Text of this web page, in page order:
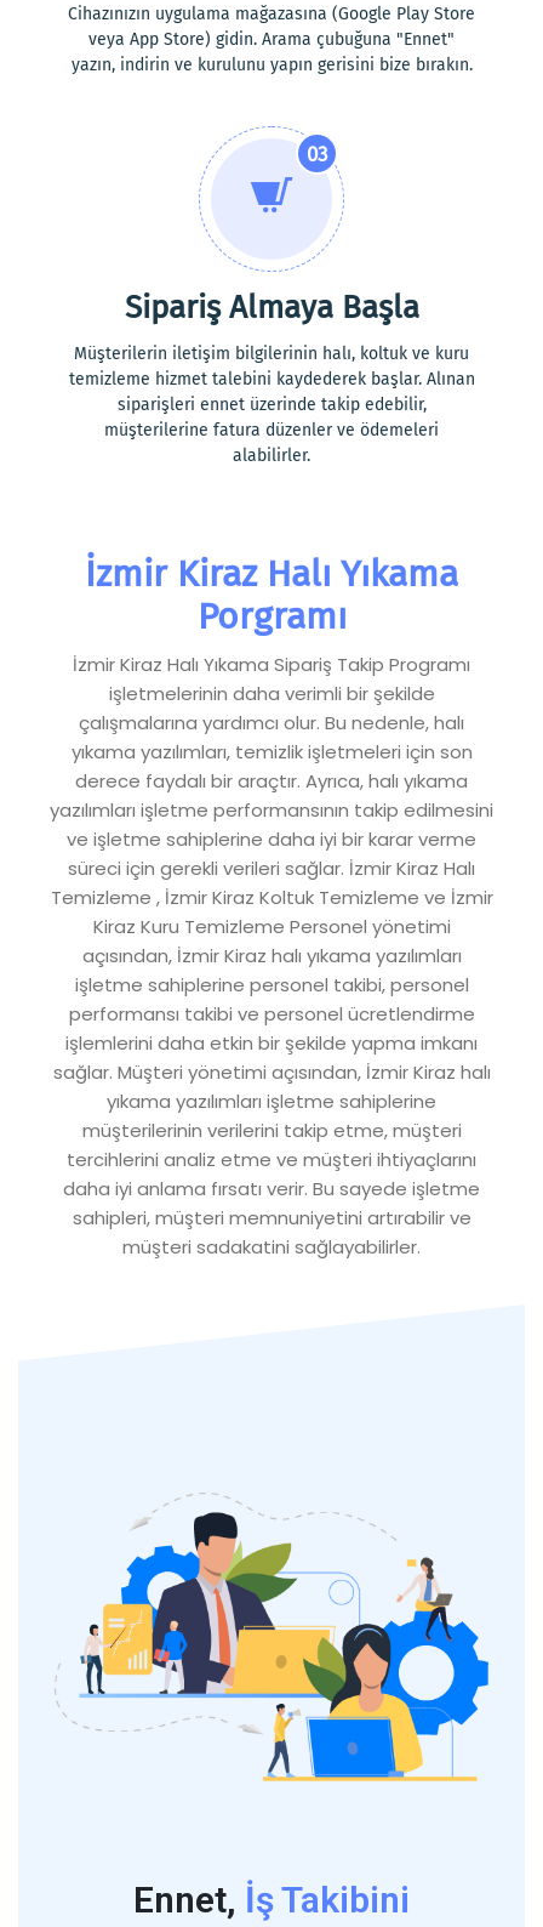
Cihazınızın uygulama mağazasına (Google Play Store
veya App Store) gidin. Arama çubuğuna "Ennet"
yazın, indirin ve kurulunu yapın gerisini bize bırakın.
03
Sipariş Almaya Başla
Müşterilerin iletişim bilgilerinin halı, koltuk ve kuru
temizleme hizmet talebini kaydederek başlar. Alınan
siparişleri ennet üzerinde takip edebilir,
müşterilerine fatura düzenler ve ödemeleri
alabilirler.
İzmir Kiraz Halı Yıkama
Porgramı
İzmir Kiraz Halı Yıkama Sipariş Takip Programı
işletmelerinin daha verimli bir şekilde
çalışmalarına yardımcı olur. Bu nedenle, halı
yıkama yazılımları, temizlik işletmeleri için son
derece faydalı bir araçtır. Ayrıca, halı yıkama
yazılımları işletme performansının takip edilmesini
ve işletme sahiplerine daha iyi bir karar verme
süreci için gerekli verileri sağlar. İzmir Kiraz Halı
Temizleme , İzmir Kiraz Koltuk Temizleme ve İzmir
Kiraz Kuru Temizleme Personel yönetimi
açısından, İzmir Kiraz halı yıkama yazılımları
işletme sahiplerine personel takibi, personel
performansı takibi ve personel ücretlendirme
işlemlerini daha etkin bir şekilde yapma imkanı
sağlar. Müşteri yönetimi açısından, İzmir Kiraz halı
yıkama yazılımları işletme sahiplerine
müşterilerinin verilerini takip etme, müşteri
tercihlerini analiz etme ve müşteri ihtiyaçlarını
daha iyi anlama fırsatı verir. Bu sayede işletme
sahipleri, müşteri memnuniyetini artırabilir ve
müşteri sadakatini sağlayabilirler.
Ennet, İş Takibini